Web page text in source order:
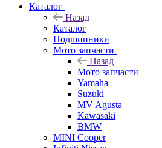
Каталог
Назад
Каталог
Подшипники
Мото запчасти
Назад
Мото запчасти
Yamaha
Suzuki
MV Agusta
Kawasaki
BMW
MINI Cooper